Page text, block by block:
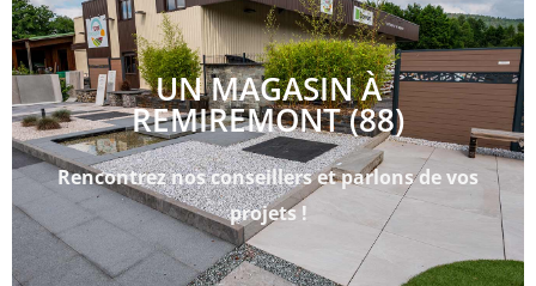
UN MAGASIN À
REMIREMONT (88)
Rencontrez nos conseillers et parlons de vos
projets !